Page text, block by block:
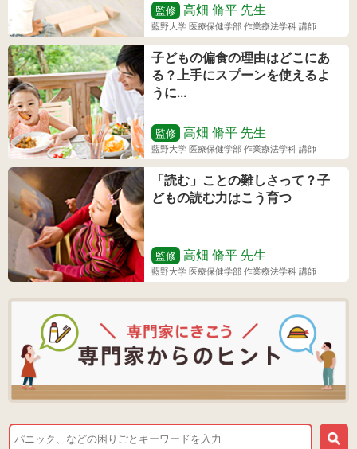
監修 高畑 脩平 先生
藍野大学 医療保健学部 作業療法学科 講師
子どもの偏食の理由はどこにあ
る？上手にスプーンを使えるよ
うに...
監修 高畑 脩平 先生
藍野大学 医療保健学部 作業療法学科 講師
「読む」ことの難しさって？子
どもの読む力はこう育つ
監修 高畑 脩平 先生
藍野大学 医療保健学部 作業療法学科 講師